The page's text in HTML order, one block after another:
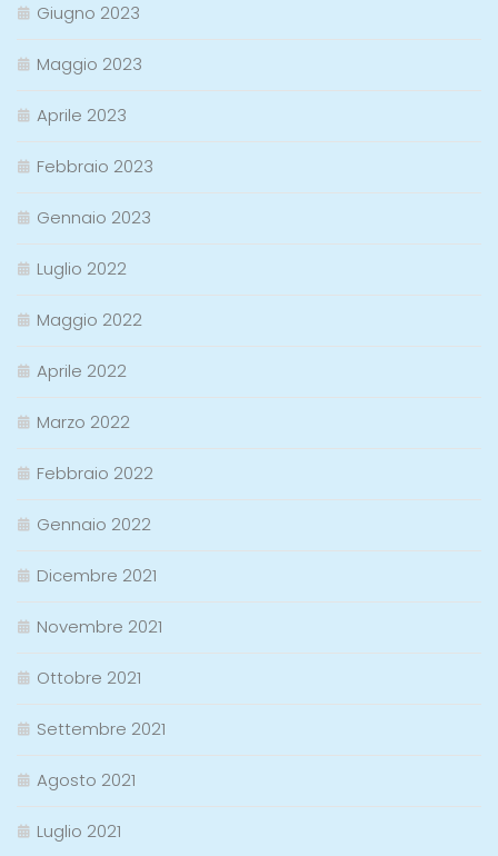
Giugno 2023
Maggio 2023
Aprile 2023
Febbraio 2023
Gennaio 2023
Luglio 2022
Maggio 2022
Aprile 2022
Marzo 2022
Febbraio 2022
Gennaio 2022
Dicembre 2021
Novembre 2021
Ottobre 2021
Settembre 2021
Agosto 2021
Luglio 2021